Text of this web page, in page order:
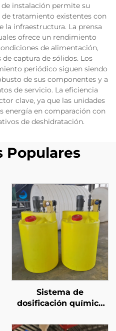
instalación permite su
tratamiento existentes con
infraestructura. La prensa
ofrece un rendimiento
de alimentación,
captura de sólidos. Los
periódico siguen siendo
de sus componentes y a
de servicio. La eficiencia
clave, ya que las unidades
energía en comparación con
de deshidratación.
Populares
Sistema de
dosificación química
grado industrial